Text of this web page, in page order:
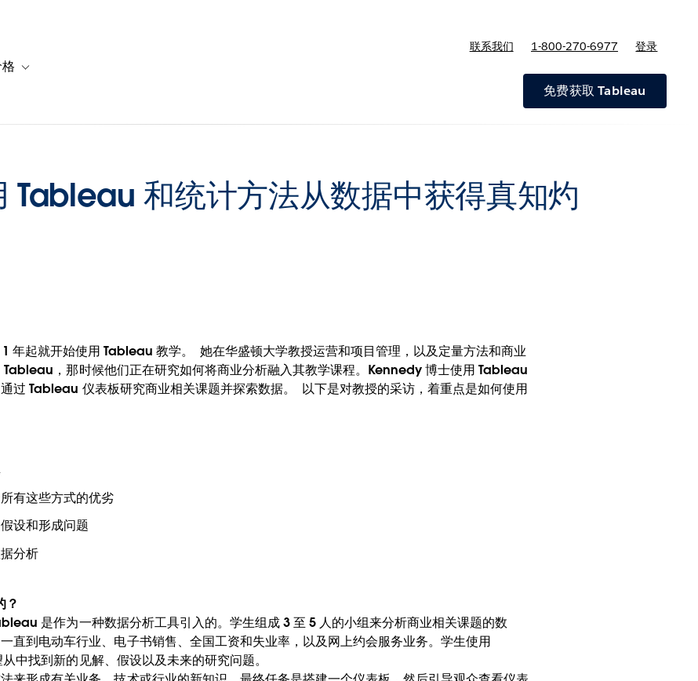
方案for 资源
Toggle sub-navigation for 套餐与价格
联系我们 1-800-270-6977 登录
免费获取 Tableau
Tableau 和统计方法从数据中获得真知灼
年起就开始使用 Tableau 教学。 她在华盛顿大学教授运营和项目管理，以及定量方法和商业
Tableau，那时候他们正在研究如何将商业分析融入其教学课程。Kennedy 博士使用 Tableau
过 Tableau 仪表板研究商业相关课题并探索数据。 以下是对教授的采访，着重点是如何使用
有这些方式的优劣
设和形成问题
分析
？
是作为一种数据分析工具引入的。学生组成 3 至 5 人的小组来分析商业相关课题的数
直到电动车行业、电子书销售、全国工资和失业率，以及网上约会服务业务。学生使用
中找到新的见解、假设以及未来的研究问题。